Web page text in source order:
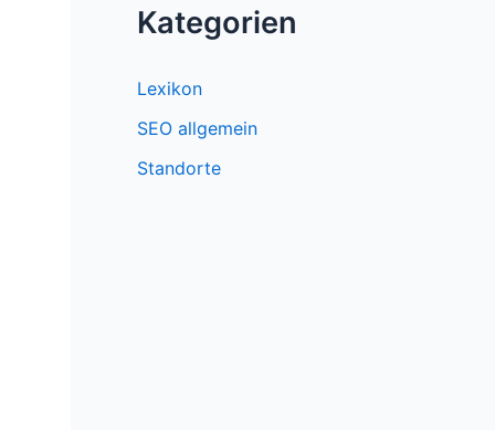
Kategorien
Lexikon
SEO allgemein
Standorte